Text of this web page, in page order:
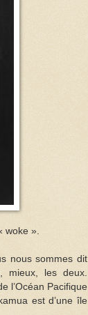
woke ».
nous sommes dit
mieux, les deux.
l’Océan Pacifique
est d’une île